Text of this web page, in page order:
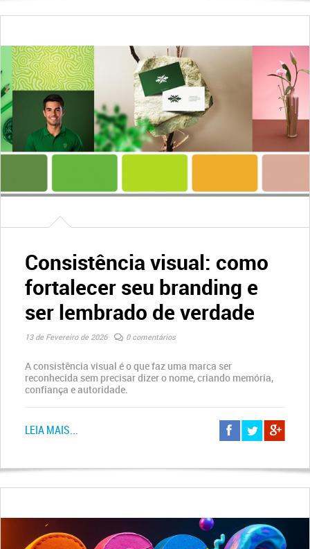
Consistência visual: como
fortalecer seu branding e
ser lembrado de verdade
13 de Fevereiro de 2026 0 comentários
A consistência visual é o que faz uma marca ser
reconhecida sem precisar dizer o nome, criando memória,
confiança e autoridade.
LEIA MAIS...